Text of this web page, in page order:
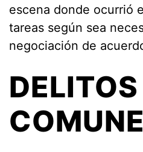
escena donde ocurrió
tareas según sea
negociación de